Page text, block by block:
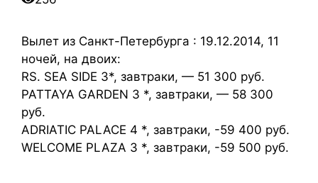
Вылет из Санкт-Петербурга : 19.12.2014, 11
ночей, на двоих:
RS. SEA SIDE 3*, завтраки, — 51 300 руб.
PATTAYA GARDEN 3 *, завтраки, — 58 300
руб.
ADRIATIC PALACE 4 *, завтраки, -59 400 руб.
WELCOME PLAZA 3 *, завтраки, -59 500 руб.